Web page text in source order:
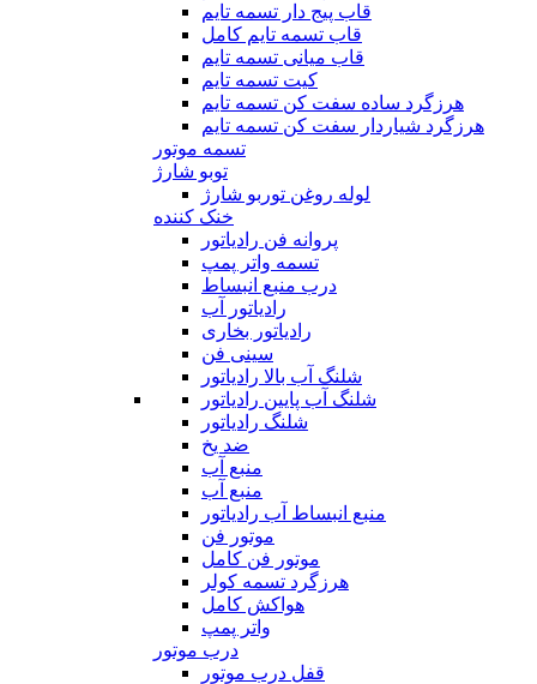
قاب پیج دار تسمه تایم
قاب تسمه تایم کامل
قاب میانی تسمه تایم
کیت تسمه تایم
هرزگرد ساده سفت کن تسمه تایم
هرزگرد شیاردار سفت کن تسمه تایم
تسمه موتور
توبو شارژ
لوله روغن توربو شارژ
خنک کننده
پروانه فن رادیاتور
تسمه واتر پمپ
درب منبع انبساط
رادیاتور آب
رادیاتور بخاری
سینی فن
شلنگ آب بالا رادیاتور
شلنگ آب پایین رادیاتور
شلنگ رادیاتور
ضد یخ
منبع آب
منبع آب
منبع انبساط آب رادیاتور
موتور فن
موتور فن کامل
هرزگرد تسمه کولر
هواکش کامل
واتر پمپ
درب موتور
قفل درب موتور